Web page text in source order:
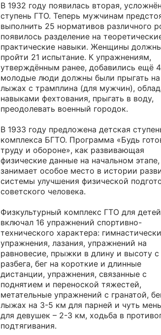
В 1932 году появилась вторая,
ступень ГТО. Теперь мужчинам
выполнить 25 нормативов различного
появилось разделение на
практические навыки. Женщины
пройти 21 испытание. К упражнениям,
утверждённым ранее, добавились ещё
молодые люди должны были прыгать на
лыжах с трамплина (для мужчин),
навыками фехтования, прыгать в воду,
преодолевать военный городок.
В 1933 году предложена детская
комплекса БГТО. Программа «Будь
труду и обороне», как развивающая
физические данные на начальном этапе,
занимает особое место в истории
системы улучшения физической
советского человека.
Физкультурный комплекс ГТО для детей
включал 16 упражнений спортивно-
технического характера:
упражнения, лазания, упражнений на
равновесие, прыжки в длину и высоту с
разбега, бег на короткие и длинные
дистанции, упражнения, связанные с
поднятием и переноской тяжестей,
метательные упражнений с гранатой,
лыжах на 3-5 км для парней и чуть
для девушек – 2-3 км, ходьба в
подтягивания.